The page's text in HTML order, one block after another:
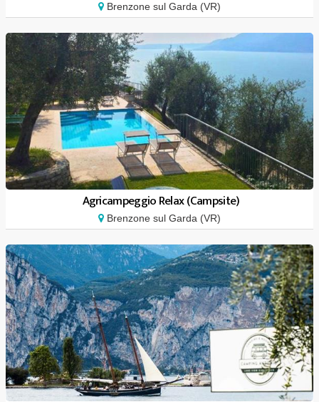
Brenzone sul Garda (VR)
Agricampeggio Relax (Campsite)
Brenzone sul Garda (VR)